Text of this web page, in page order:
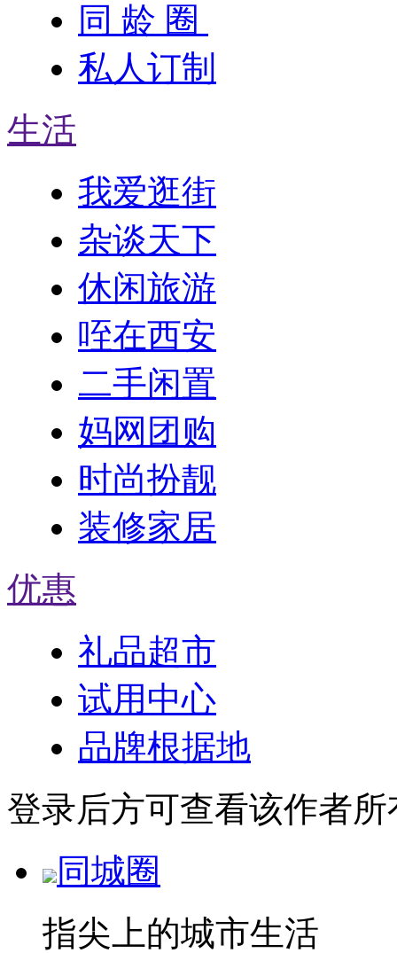
同 龄 圈
私人订制
生活
我爱逛街
杂谈天下
休闲旅游
咥在西安
二手闲置
妈网团购
时尚扮靓
装修家居
优惠
礼品超市
试用中心
品牌根据地
登录后方可查看该作者所
同城圈
指尖上的城市生活